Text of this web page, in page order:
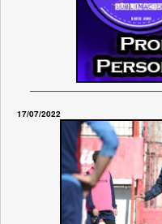
17/07/2022